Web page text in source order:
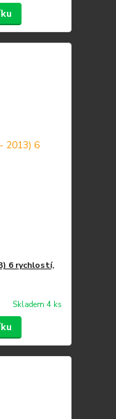
6 rychlostí,
Skladem 4 ks